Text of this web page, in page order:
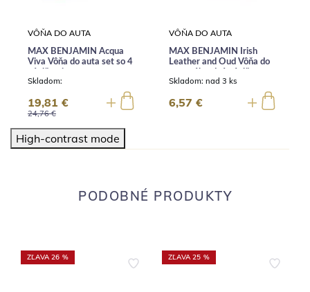
VÔŇA DO AUTA
MAX BENJAMIN Acqua
Viva Vôňa do auta set so 4
Skladom:
24,76 €
19,81 €
VÔŇA DO AUTA
MAX BENJAMIN Irish
Leather and Oud Vôňa do
Skladom: nad 3 ks
6,57 €
High-contrast mode
PODOBNÉ PRODUKTY
ZĽAVA 26 % ZĽAVA 25 %